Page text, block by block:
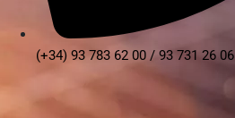
(+34) 93 783 62 00 / 93 731 26 06